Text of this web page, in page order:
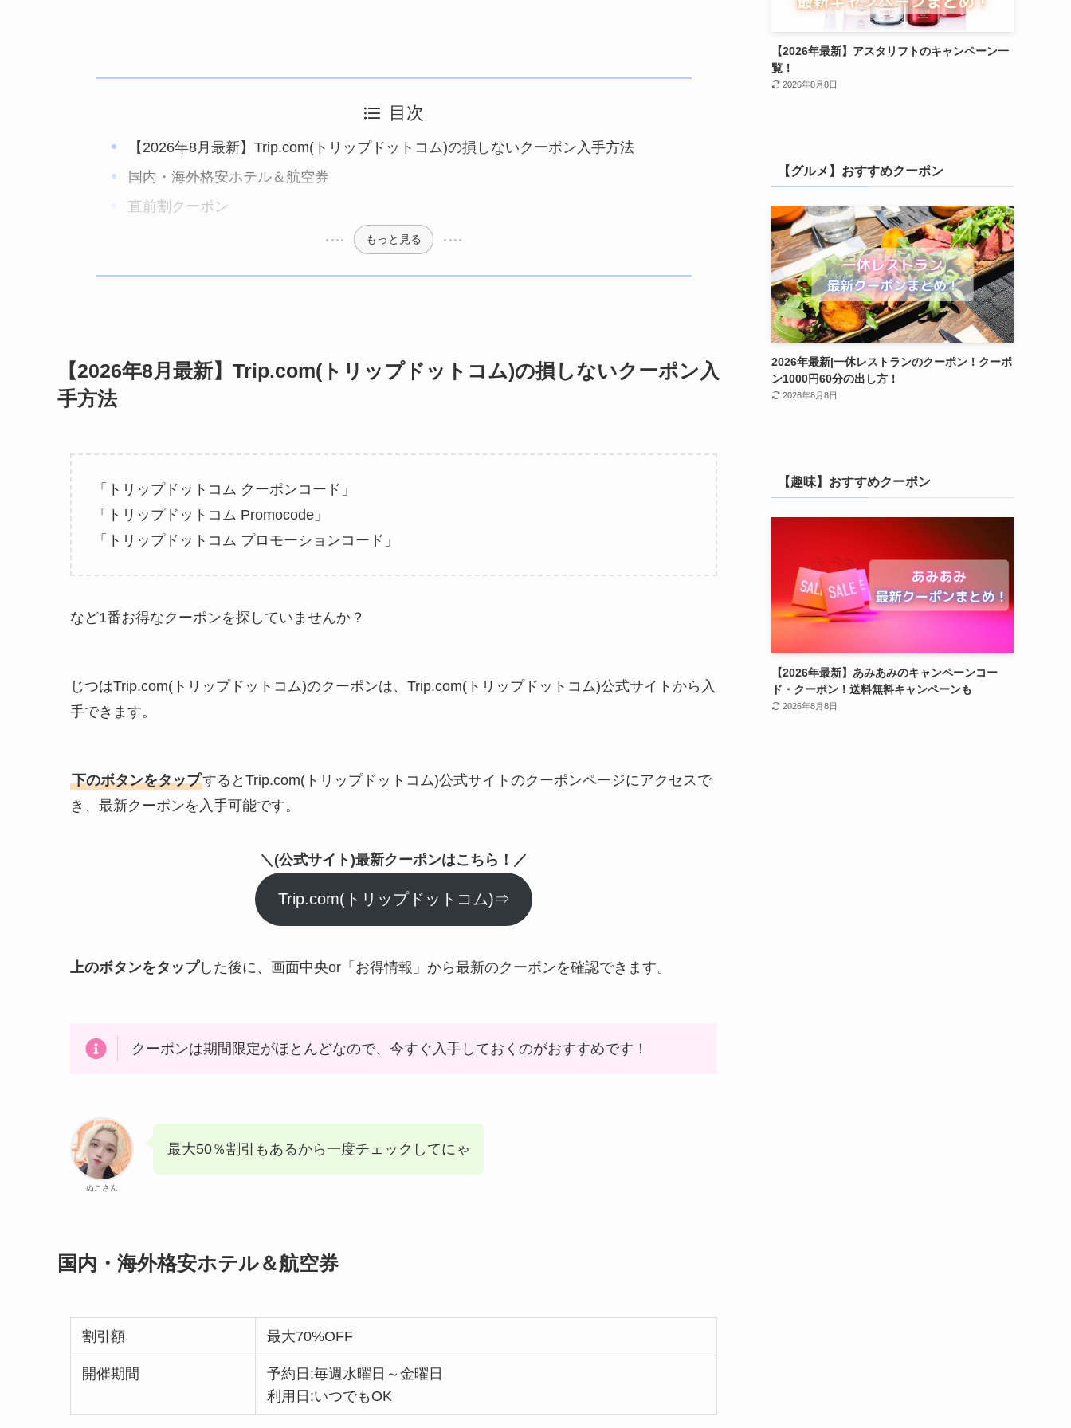
目次
【2026年8月最新】Trip.com(トリップドットコム)の損しないクーポン入手方法
国内・海外格安ホテル＆航空券
直前割クーポン
もっと見る
【2026年8月最新】Trip.com(トリップドットコム)の損しないクーポン入
手方法
「トリップドットコム クーポンコード」
「トリップドットコム Promocode」
「トリップドットコム プロモーションコード」
など1番お得なクーポンを探していませんか？
じつはTrip.com(トリップドットコム)のクーポンは、Trip.com(トリップドットコム)公式サイトから入
手できます。
下のボタンをタップするとTrip.com(トリップドットコム)公式サイトのクーポンページにアクセスで
き、最新クーポンを入手可能です。
＼(公式サイト)最新クーポンはこちら！／
Trip.com(トリップドットコム)⇒
上のボタンをタップした後に、画面中央or「お得情報」から最新のクーポンを確認できます。
クーポンは期間限定がほとんどなので、今すぐ入手しておくのがおすすめです！
ぬこさん
最大50％割引もあるから一度チェックしてにゃ
国内・海外格安ホテル＆航空券
割引額 最大70%OFF
開催期間
予約日:毎週水曜日～金曜日
利用日:いつでもOK
【2026年最新】アスタリフトのキャンペーン一
覧！
2026年8月8日
【グルメ】おすすめクーポン
2026年最新|一休レストランのクーポン！クーポ
ン1000円60分の出し方！
2026年8月8日
【趣味】おすすめクーポン
【2026年最新】あみあみのキャンペーンコー
ド・クーポン！送料無料キャンペーンも
2026年8月8日